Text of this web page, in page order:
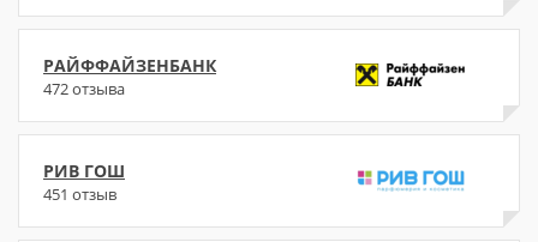
РАЙФФАЙЗЕНБАНК
472 отзыва
РИВ ГОШ
451 отзыв